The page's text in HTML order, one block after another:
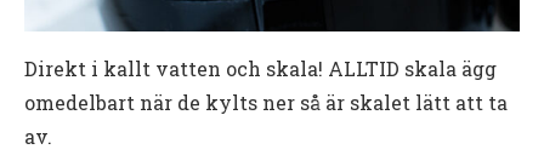
Direkt i kallt vatten och skala! ALLTID skala ägg
omedelbart när de kylts ner så är skalet lätt att ta
av.